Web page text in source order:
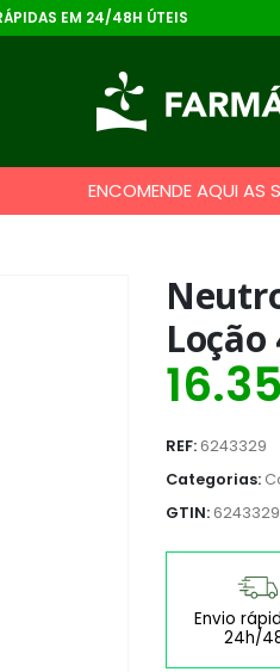
EM 24/48H ÚTEIS
ENCOMENDE AQUI AS
Loção
16.35
REF:6243329
Categorias:
GTIN:6243329
Envio
24h/